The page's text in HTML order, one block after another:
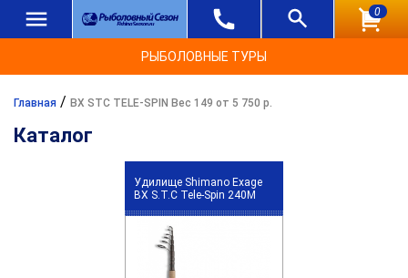
0
РЫБОЛОВНЫЕ ТУРЫ
Главная / BX STC TELE-SPIN Вес 149 от 5 750 р.
Каталог
Удилище Shimano Exage
BX S.T.C Tele-Spin 240M